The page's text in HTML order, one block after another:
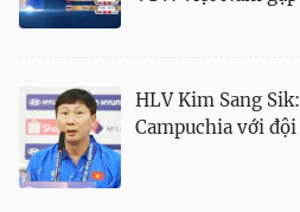
HLV Kim Sang
Campuchia với